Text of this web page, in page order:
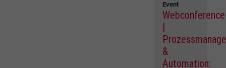
Event
Webconference
|
&
Automation: